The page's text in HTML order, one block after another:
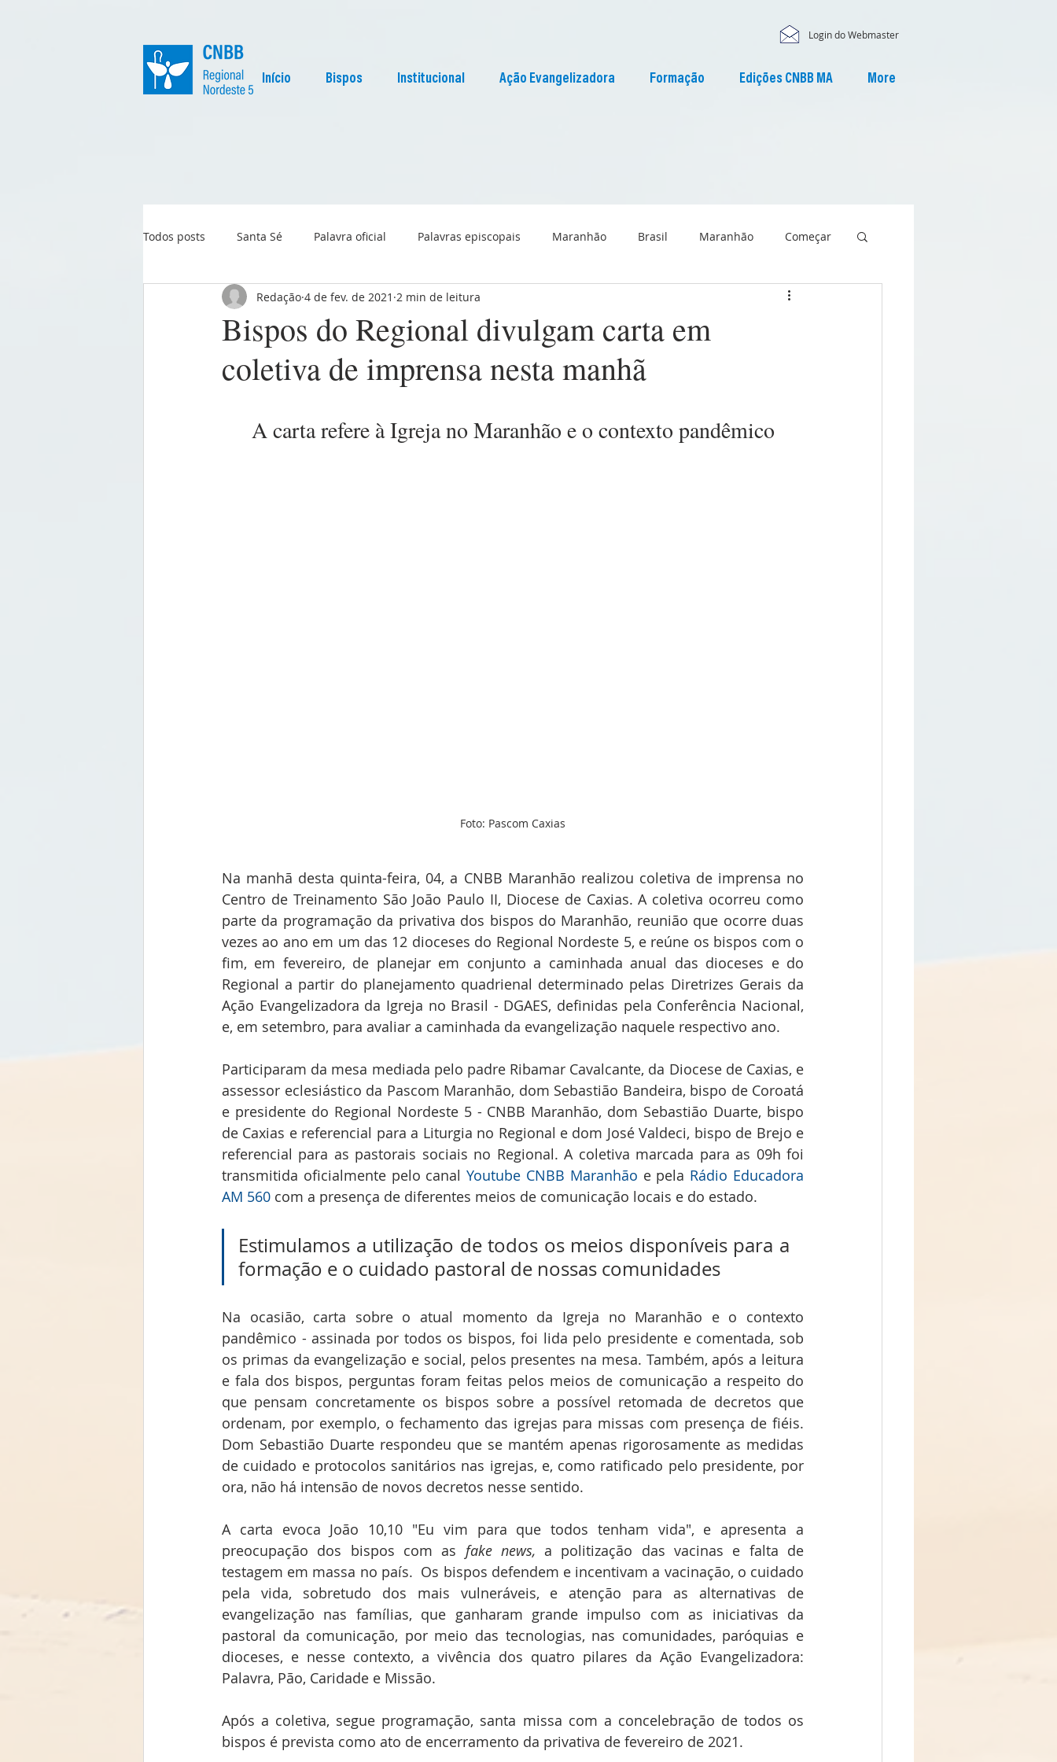
Login do Webmaster
Início Bispos Institucional Ação Evangelizadora Formação Edições CNBB MA More
Todos posts Santa Sé Palavra oficial Palavras episcopais Maranhão Brasil Maranhão Começar
Igreja no Mundo Liturgia Pascom Maranhão
Bispos do Regional divulgam carta em
coletiva de imprensa nesta manhã
Redação 4 de fev. de 2021 2 min de leitura
A carta refere à Igreja no Maranhão e o contexto pandêmico
Foto: Pascom Caxias
Na manhã desta quinta-feira, 04, a CNBB Maranhão realizou coletiva de imprensa no
Centro de Treinamento São João Paulo II, Diocese de Caxias. A coletiva ocorreu como
parte da programação da privativa dos bispos do Maranhão, reunião que ocorre duas
vezes ao ano em um das 12 dioceses do Regional Nordeste 5, e reúne os bispos com o
fim, em fevereiro, de planejar em conjunto a caminhada anual das dioceses e do
Regional a partir do planejamento quadrienal determinado pelas Diretrizes Gerais da
Ação Evangelizadora da Igreja no Brasil - DGAES, definidas pela Conferência Nacional,
e, em setembro, para avaliar a caminhada da evangelização naquele respectivo ano.
Participaram da mesa mediada pelo padre Ribamar Cavalcante, da Diocese de Caxias, e
assessor eclesiástico da Pascom Maranhão, dom Sebastião Bandeira, bispo de Coroatá
e presidente do Regional Nordeste 5 - CNBB Maranhão, dom Sebastião Duarte, bispo
de Caxias e referencial para a Liturgia no Regional e dom José Valdeci, bispo de Brejo e
referencial para as pastorais sociais no Regional. A coletiva marcada para as 09h foi
transmitida oficialmente pelo canal Youtube CNBB Maranhão e pela Rádio Educadora
AM 560 com a presença de diferentes meios de comunicação locais e do estado.
Estimulamos a utilização de todos os meios disponíveis para a
formação e o cuidado pastoral de nossas comunidades
Na ocasião, carta sobre o atual momento da Igreja no Maranhão e o contexto
pandêmico - assinada por todos os bispos, foi lida pelo presidente e comentada, sob
os primas da evangelização e social, pelos presentes na mesa. Também, após a leitura
e fala dos bispos, perguntas foram feitas pelos meios de comunicação a respeito do
que pensam concretamente os bispos sobre a possível retomada de decretos que
ordenam, por exemplo, o fechamento das igrejas para missas com presença de fiéis.
Dom Sebastião Duarte respondeu que se mantém apenas rigorosamente as medidas
de cuidado e protocolos sanitários nas igrejas, e, como ratificado pelo presidente, por
ora, não há intensão de novos decretos nesse sentido.
A carta evoca João 10,10 "Eu vim para que todos tenham vida", e apresenta a
preocupação dos bispos com as fake news, a politização das vacinas e falta de
testagem em massa no país.  Os bispos defendem e incentivam a vacinação, o cuidado
pela vida, sobretudo dos mais vulneráveis, e atenção para as alternativas de
evangelização nas famílias, que ganharam grande impulso com as iniciativas da
pastoral da comunicação, por meio das tecnologias, nas comunidades, paróquias e
dioceses, e nesse contexto, a vivência dos quatro pilares da Ação Evangelizadora:
Palavra, Pão, Caridade e Missão.
Após a coletiva, segue programação, santa missa com a concelebração de todos os
bispos é prevista como ato de encerramento da privativa de fevereiro de 2021.